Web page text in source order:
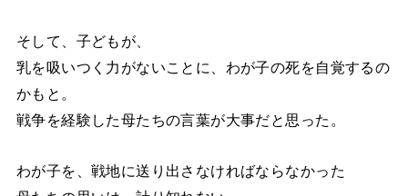
そして、子どもが、
乳を吸いつく力がないことに、わが子の死を自覚するの
かもと。
戦争を経験した母たちの言葉が大事だと思った。
わが子を、戦地に送り出さなければならなかった